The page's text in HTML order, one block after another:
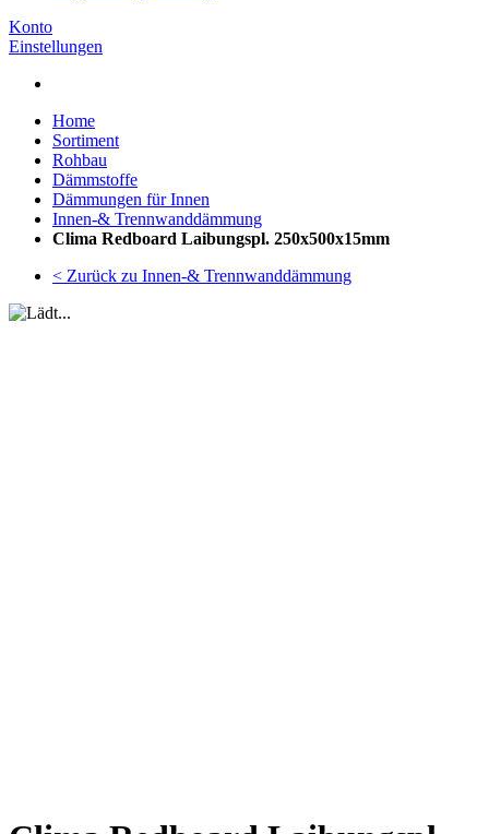
Konto
Einstellungen
Home
Sortiment
Rohbau
Dämmstoffe
Dämmungen für Innen
Innen-& Trennwanddämmung
Clima Redboard Laibungspl. 250x500x15mm
< Zurück zu Innen-& Trennwanddämmung